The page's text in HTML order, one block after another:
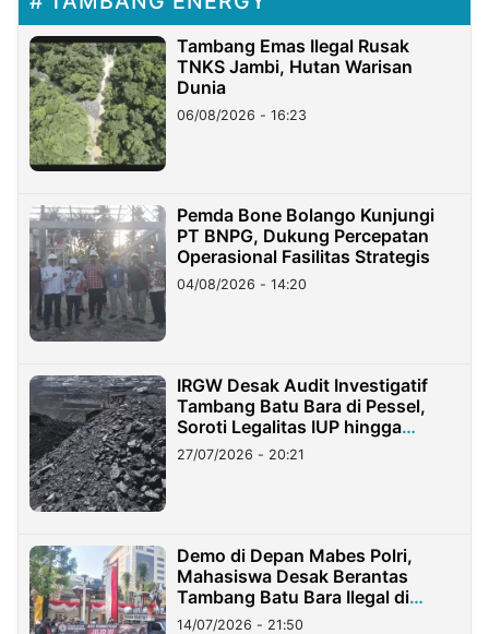
Tambang Emas Ilegal Rusak
TNKS Jambi, Hutan Warisan
Dunia
06/08/2026 - 16:23
Pemda Bone Bolango Kunjungi
PT BNPG, Dukung Percepatan
Operasional Fasilitas Strategis
04/08/2026 - 14:20
IRGW Desak Audit Investigatif
Tambang Batu Bara di Pessel,
Soroti Legalitas IUP hingga
Stockpile
27/07/2026 - 20:21
Demo di Depan Mabes Polri,
Mahasiswa Desak Berantas
Tambang Batu Bara Ilegal di
Lampung
14/07/2026 - 21:50